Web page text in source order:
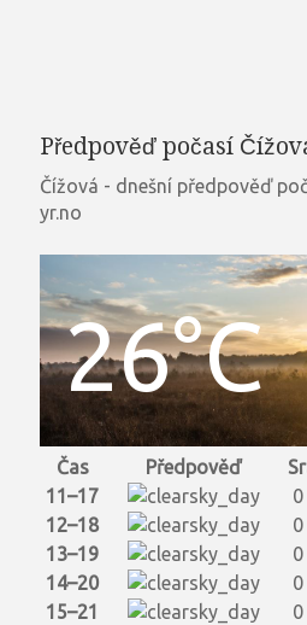
Předpověď počasí
Čížová - dnešní předpověď
yr.no
26°C
Čas Předpověď
11–17
12–18
13–19
14–20
15–21